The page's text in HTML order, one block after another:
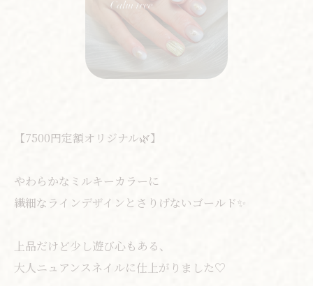
【7500円定額オリジナル🌿】
やわらかなミルキーカラーに
繊細なラインデザインとさりげないゴールド✨
上品だけど少し遊び心もある、
大人ニュアンスネイルに仕上がりました♡